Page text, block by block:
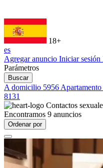
18+
es
Agregar anuncio Iniciar sesión
Parámetros
Buscar
A domicilio 5956 Apartamento
8131
Contactos
Encontramos 9 anuncios
Ordenar por